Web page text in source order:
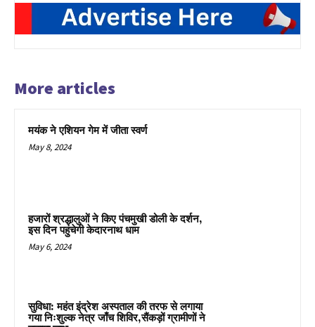
More articles
मयंक ने एशियन गेम में जीता स्वर्ण
May 8, 2024
हजारों श्रद्धालुओं ने किए पंचमुखी डोली के दर्शन,
इस दिन पहुंचेगी केदारनाथ धाम
May 6, 2024
सुविधा: महंत इंद्रेश अस्पताल की तरफ से लगाया
गया निःशुल्क नेत्र जाँच शिविर,सैंकड़ों ग्रामीणों ने